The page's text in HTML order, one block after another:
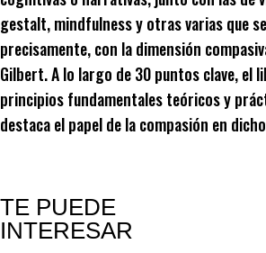
gestalt, mindfulness y otras varias que
precisamente, con la dimensión
Gilbert. A lo largo de 30 puntos clave, el
principios fundamentales teóricos y
destaca el papel de la compasión en
TE PUEDE
INTERESAR